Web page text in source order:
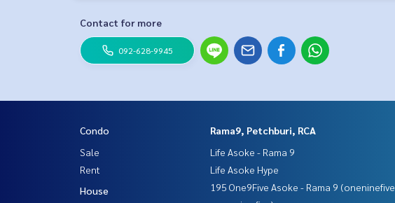
Contact for more
092-628-9945
Condo
Sale
Rent
House
Rama9, Petchburi, RCA
Life Asoke - Rama 9
Life Asoke Hype
195 One9Five Asoke - Rama 9 (oneninefive